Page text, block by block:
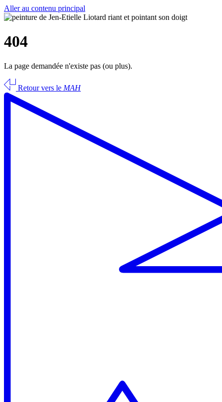
Aller au contenu principal
404
La page demandée n'existe pas (ou plus).
Retour vers le MAH